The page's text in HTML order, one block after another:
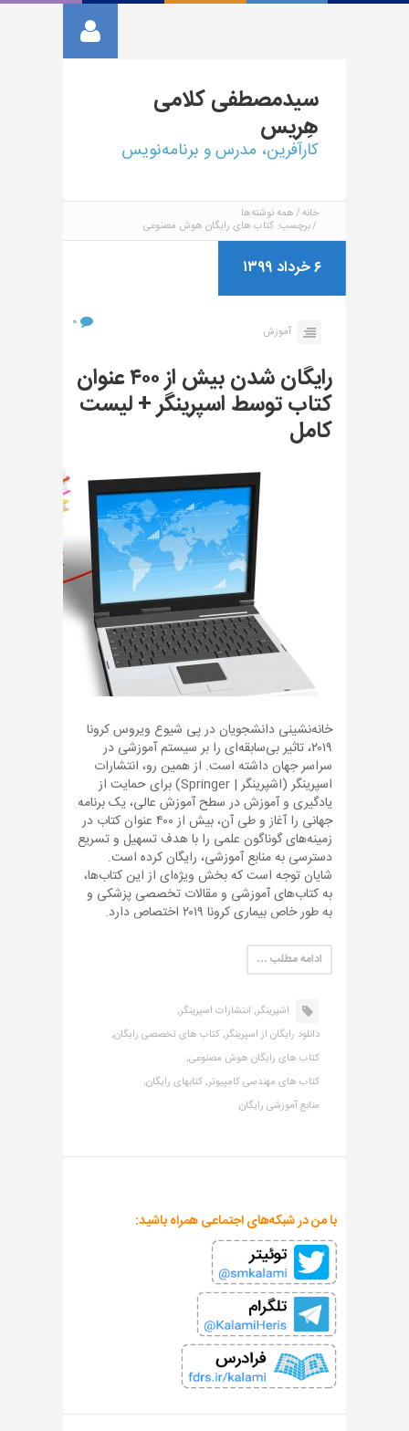
سیدمصطفیکلامی
هِریس
کارآفرین، مدرس و برنامه‌نویس
خانه همه نوشته‌ها
برچسب: کتاب های رایگان هوش مصنوعی
۶ خرداد ۱۳۹۹
آموزش
۰
رایگان شدن بیش از ۴۰۰ عنوان
کتاب توسط اسپرینگر + لیست
کامل
خانه‌نشینی دانشجویان در پی شیوع ویروس کرونا
۲۰۱۹، تاثیر بی‌سابقه‌ای را بر سیستم آموزشی در
سراسر جهان داشته است. از همین رو، انتشارات
اسپرینگر (اشپرینگر | Springer) برای حمایت از
یادگیری و آموزش در سطح آموزش عالی، یک برنامه
جهانی را آغاز و طی آن، بیش از ۴۰۰ عنوان کتاب در
زمینه‌های گوناگون علمی را با هدف تسهیل و تسریع
دسترسی به منابع آموزشی، رایگان کرده است.
شایان توجه است که بخش ویژه‌ای از این کتاب‌ها،
به کتاب‌های آموزشی و مقالات تخصصی پزشکی و
به طور خاص بیماری کرونا ۲۰۱۹ اختصاص دارد.
ادامه مطلب …
اشپرینگر, انتشارات اسپرینگر,
دانلود رایگان از اسپرینگر,کتاب های تخصصی رایگان,
کتاب های رایگان هوش مصنوعی,
کتاب های مهندسی کامپیوتر,کتابهای رایگان,
منابع آموزشی رایگان
با من در شبکه‌های اجتماعی همراه باشید: